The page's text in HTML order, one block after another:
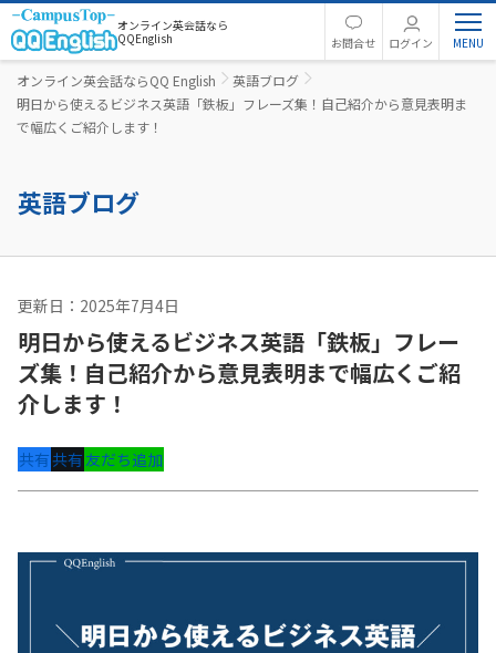
オンライン英会話なら
QQEnglish
お問合せ ログイン
オンライン英会話ならQQ English
英語ブログ
明日から使えるビジネス英語「鉄板」フレーズ集！自己紹介から意見表明ま
で幅広くご紹介します！
英語ブログ
更新日：2025年7月4日
明日から使えるビジネス英語「鉄板」フレー
ズ集！自己紹介から意見表明まで幅広くご紹
介します！
共有共有友だち追加